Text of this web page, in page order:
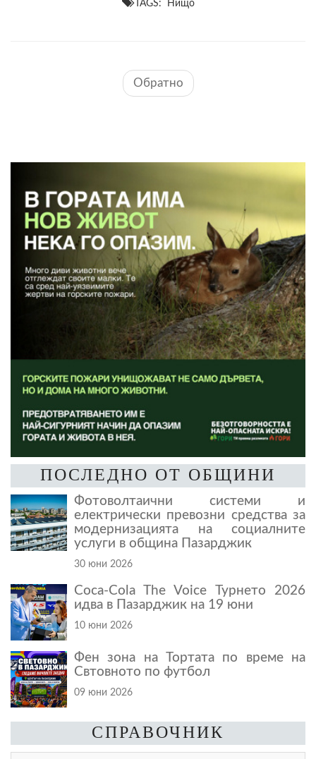
TAGS: Нищо
Обратно
ПОСЛЕДНО ОТ ОБЩИНИ
Фотоволтаични системи и
електрически превозни средства за
модернизацията на социалните
услуги в община Пазарджик
30 юни 2026
Coca-Cola The Voice Турнето 2026
идва в Пазарджик на 19 юни
10 юни 2026
Фен зона на Тортата по време на
Свтовното по футбол
09 юни 2026
СПРАВОЧНИК